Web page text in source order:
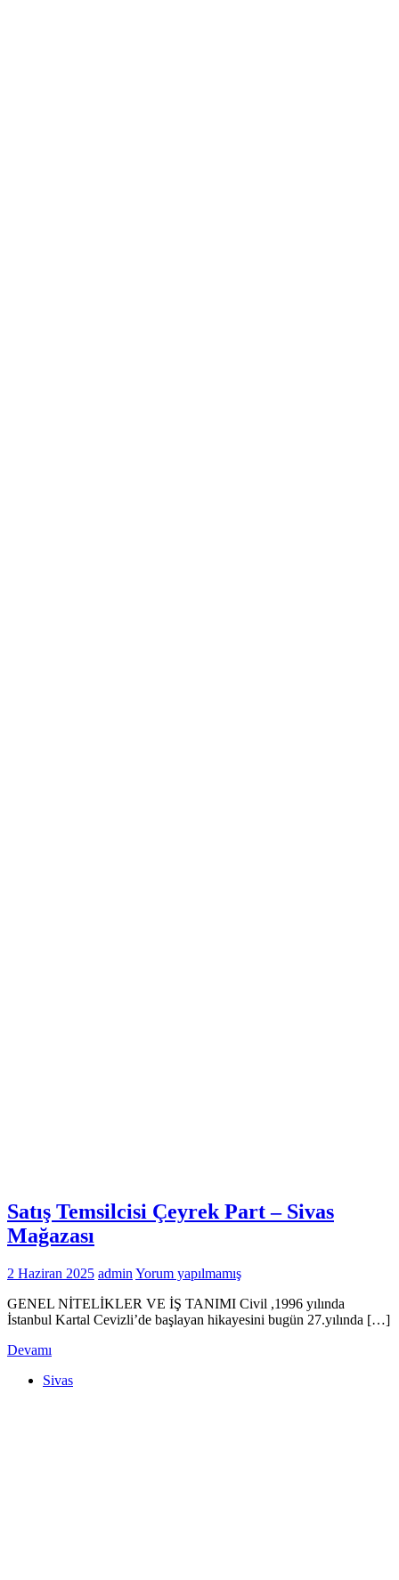
Satış Temsilcisi Çeyrek Part – Sivas
Mağazası
2 Haziran 2025 admin Yorum yapılmamış
GENEL NİTELİKLER VE İŞ TANIMI Civil ,1996 yılında
İstanbul Kartal Cevizli’de başlayan hikayesini bugün 27.yılında […]
Devamı
Sivas